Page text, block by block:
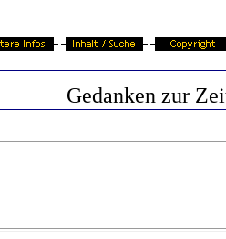
Gedanken zur